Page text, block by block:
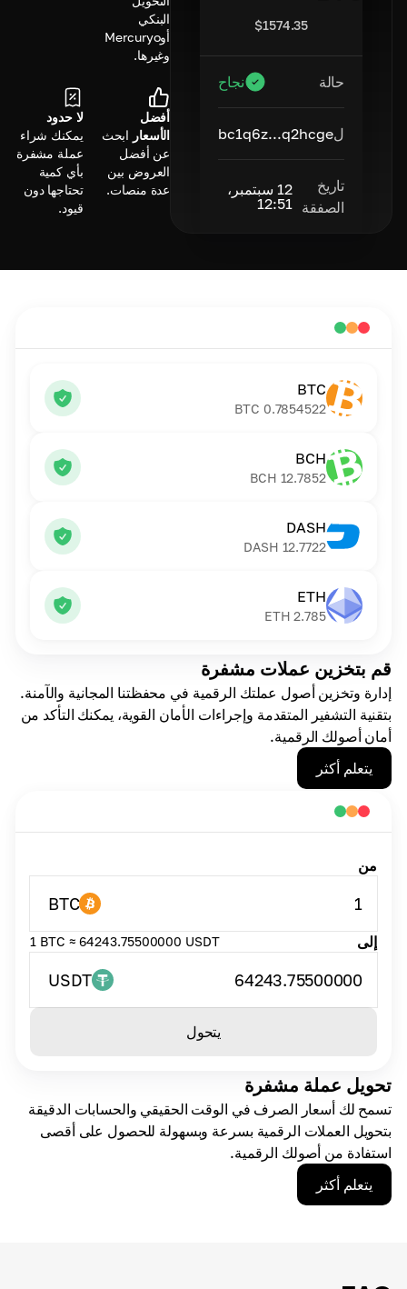
$1574.35
حالة نجاح
لbc1q6z...q2hcge
تاريخ
الصفقة
12 سبتمبر،
12:51
البنكي
أوMercuryo
وغيرها.
أفضل
الأسعار ابحث
عن أفضل
العروض بين
عدة منصات.
لا حدود
يمكنك شراء
عملة مشفرة
بأي كمية
تحتاجها دون
قيود.
قم بتخزين عملات مشفرة
إدارة وتخزين أصول عملتك الرقمية في محفظتنا المجانية والآمنة.
بتقنية التشفير المتقدمة وإجراءات الأمان القوية، يمكنك التأكد من
أمان أصولك الرقمية.
يتعلم أكثر
BTC
0.7854522
BTC
BCH
12.7852
BCH
DASH
12.7722
DASH
ETH
2.785
ETH
تحويل عملة مشفرة
تسمح لك أسعار الصرف في الوقت الحقيقي والحسابات الدقيقة
بتحويل العملات الرقمية بسرعة وبسهولة للحصول على أقصى
استفادة من أصولك الرقمية.
يتعلم أكثر
من
1
BTC
إلى 1 BTC ≈ 64243.75500000 USDT
64243.75500000
USDT
يتحول